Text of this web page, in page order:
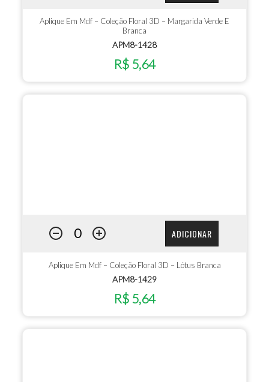
Aplique Em Mdf – Coleção Floral 3D – Margarida Verde E
Branca
APM8-1428
R$ 5,64
ADICIONAR
Aplique Em Mdf – Coleção Floral 3D – Lótus Branca
APM8-1429
R$ 5,64